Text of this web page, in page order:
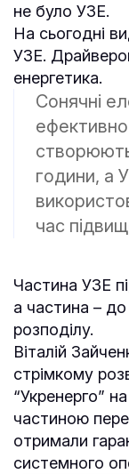
не було УЗЕ.
На сьогодні
УЗЕ.
енергетика.
Сонячні
години, а
час
Частина УЗЕ
а частина –
розподілу.
Віталій
стрімкому
“Укренерго”
частиною
отримали
системного